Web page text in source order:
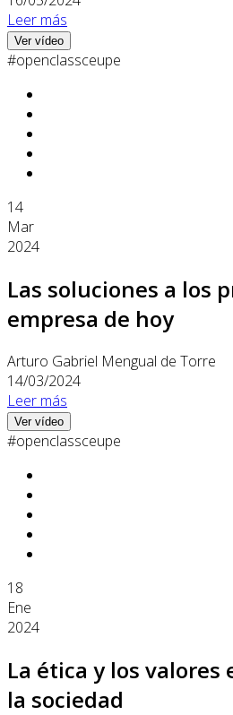
Leer más
Ver vídeo
#openclassceupe
14
Mar
2024
Las soluciones a los
empresa de hoy
Arturo Gabriel Mengual de Torre
14/03/2024
Leer más
Ver vídeo
#openclassceupe
18
Ene
2024
La ética y los valores
la sociedad